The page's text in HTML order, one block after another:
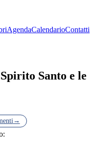
AgendaCalendarioContatti
Santo e le
→